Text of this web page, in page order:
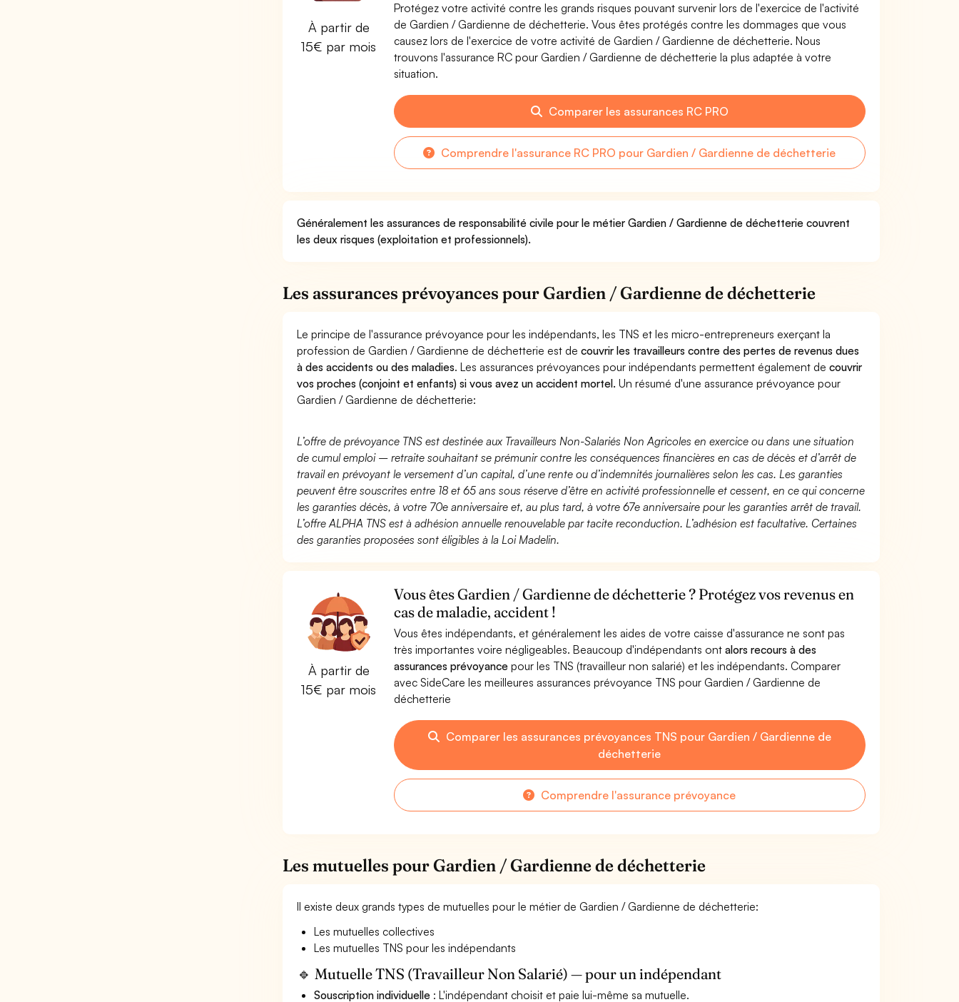
À partir de
15€ par mois
Protégez votre activité contre les grands risques pouvant survenir lors de l'exercice de l'activité
de Gardien / Gardienne de déchetterie. Vous êtes protégés contre les dommages que vous
causez lors de l'exercice de votre activité de Gardien / Gardienne de déchetterie. Nous
trouvons l'assurance RC pour Gardien / Gardienne de déchetterie la plus adaptée à votre
situation.
Comparer les assurances RC PRO
Comprendre l'assurance RC PRO pour Gardien / Gardienne de déchetterie
Généralement les assurances de responsabilité civile pour le métier Gardien / Gardienne de déchetterie couvrent
les deux risques (exploitation et professionnels).
Les assurances prévoyances pour Gardien / Gardienne de déchetterie
Le principe de l'assurance prévoyance pour les indépendants, les TNS et les micro-entrepreneurs exerçant la
profession de Gardien / Gardienne de déchetterie est decouvrir les travailleurs contre des pertes de revenus dues
à des accidents ou des maladies. Les assurances prévoyances pour indépendants permettent également decouvrir
vos proches (conjoint et enfants) si vous avez un accident mortel. Un résumé d'une assurance prévoyance pour
Gardien / Gardienne de déchetterie:
L’offre de prévoyance TNS est destinée aux Travailleurs Non-Salariés Non Agricoles en exercice ou dans une situation
de cumul emploi – retraite souhaitant se prémunir contre les conséquences financières en cas de décès et d’arrêt de
travail en prévoyant le versement d’un capital, d’une rente ou d’indemnités journalières selon les cas. Les garanties
peuvent être souscrites entre 18 et 65 ans sous réserve d’être en activité professionnelle et cessent, en ce qui concerne
les garanties décès, à votre 70e anniversaire et, au plus tard, à votre 67e anniversaire pour les garanties arrêt de travail.
L’offre ALPHA TNS est à adhésion annuelle renouvelable par tacite reconduction. L’adhésion est facultative. Certaines
des garanties proposées sont éligibles à la Loi Madelin.
À partir de
15€ par mois
Vous êtes Gardien / Gardienne de déchetterie ? Protégez vos revenus en
cas de maladie, accident !
Vous êtes indépendants, et généralement les aides de votre caisse d'assurance ne sont pas
très importantes voire négligeables. Beaucoup d'indépendants ont alors recours à des
assurances prévoyancepour les TNS (travailleur non salarié) et les indépendants. Comparer
avec SideCare les meilleures assurances prévoyance TNS pour Gardien / Gardienne de
déchetterie
Comparer les assurances prévoyances TNS pour Gardien / Gardienne de
déchetterie
Comprendre l'assurance prévoyance
Les mutuelles pour Gardien / Gardienne de déchetterie
Il existe deux grands types de mutuelles pour le métier de Gardien / Gardienne de déchetterie:
Les mutuelles collectives
Les mutuelles TNS pour les indépendants
🔹 Mutuelle TNS (Travailleur Non Salarié) — pour un indépendant
Souscription individuelle : L'indépendant choisit et paie lui-même sa mutuelle.